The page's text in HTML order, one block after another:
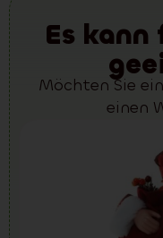
Es kann
Möchten Sie
einen